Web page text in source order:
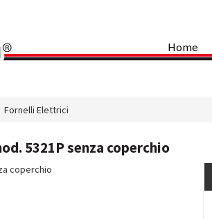
Home
Fornelli Elettrici
5321P senza coperchio